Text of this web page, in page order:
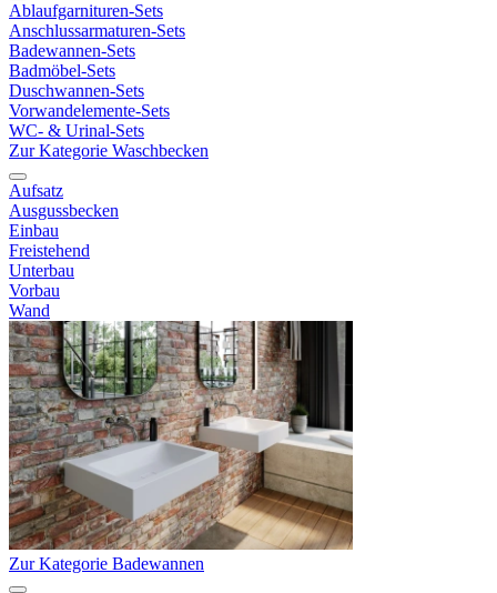
Ablaufgarnituren-Sets
Anschlussarmaturen-Sets
Badewannen-Sets
Badmöbel-Sets
Duschwannen-Sets
Vorwandelemente-Sets
WC- & Urinal-Sets
Zur Kategorie Waschbecken
Aufsatz
Ausgussbecken
Einbau
Freistehend
Unterbau
Vorbau
Wand
Zur Kategorie Badewannen